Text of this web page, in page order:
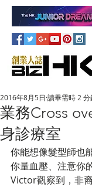
業務Cross
身診療室
2016年8月5日 讀畢需時 2 分
你能想像髮型師也
你量血壓、注意你
Victor觀察到，非